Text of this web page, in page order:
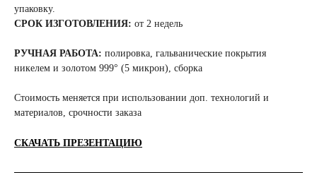
упаковку.
СРОК ИЗГОТОВЛЕНИЯ: от 2 недель
РУЧНАЯ РАБОТА: полировка, гальванические покрытия
никелем и золотом 999° (5 микрон), сборка
Стоимость меняется при использовании доп. технологий и
материалов, срочности заказа
СКАЧАТЬ ПРЕЗЕНТАЦИЮ